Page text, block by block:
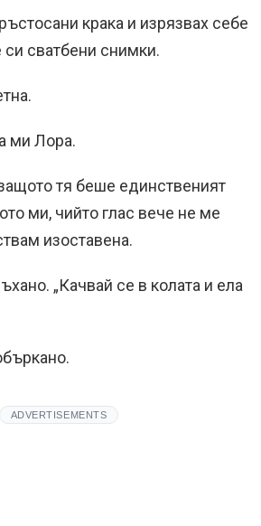
крака и изрязвах себе
си сватбени снимки.
ми Лора.
тя беше единственият
ми, чийто глас вече не ме
изоставена.
„Качвай се в колата и ела
ADVERTISEMENTS